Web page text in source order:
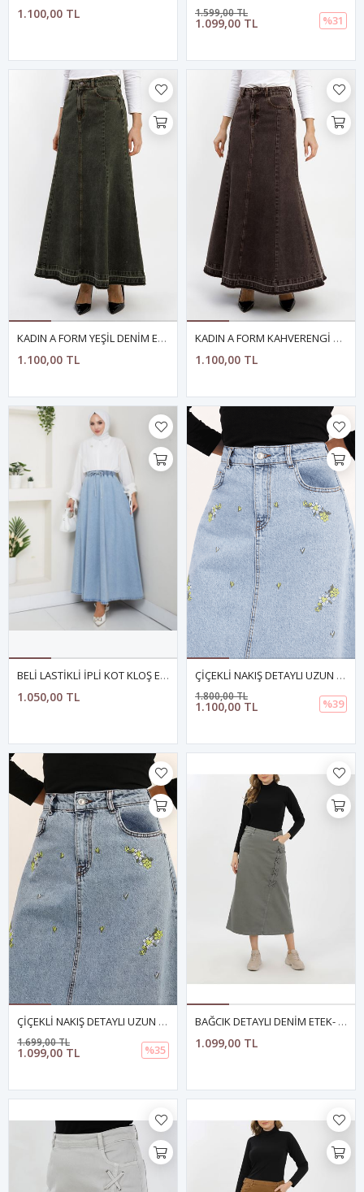
1.100,00 TL
1.099,00 TL
1.599,00 TL
%31
KADIN A FORM YEŞİL DENİM ETEK
1.100,00 TL
KADIN A FORM KAHVERENGİ DENİM ETEK
1.100,00 TL
BELİ LASTİKLİ İPLİ KOT KLOŞ ETEK MAVİ
1.050,00 TL
ÇİÇEKLİ NAKIŞ DETAYLI UZUN DENİM ETEK- AÇIK MAVİ
1.100,00 TL
1.800,00 TL
%39
ÇİÇEKLİ NAKIŞ DETAYLI UZUN DENİM ETEK- MAVİ
1.099,00 TL
1.699,00 TL
%35
BAĞCIK DETAYLI DENİM ETEK- HAKİ
1.099,00 TL